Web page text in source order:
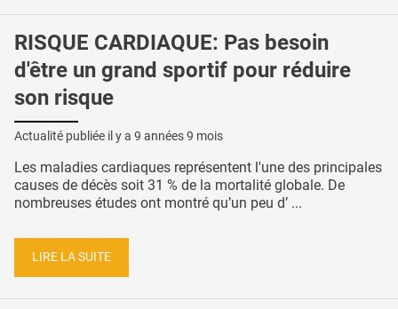
RISQUE CARDIAQUE: Pas besoin
d'être un grand sportif pour réduire
son risque
Actualité publiée il y a 9 années 9 mois
Les maladies cardiaques représentent l'une des principales
causes de décès soit 31 % de la mortalité globale. De
nombreuses études ont montré qu’un peu d’ ...
LIRE LA SUITE